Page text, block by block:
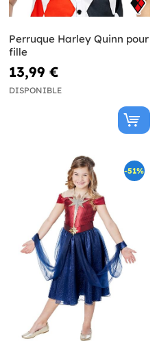
Perruque Harley Quinn pour
fille
13,99 €
DISPONIBLE
-51%